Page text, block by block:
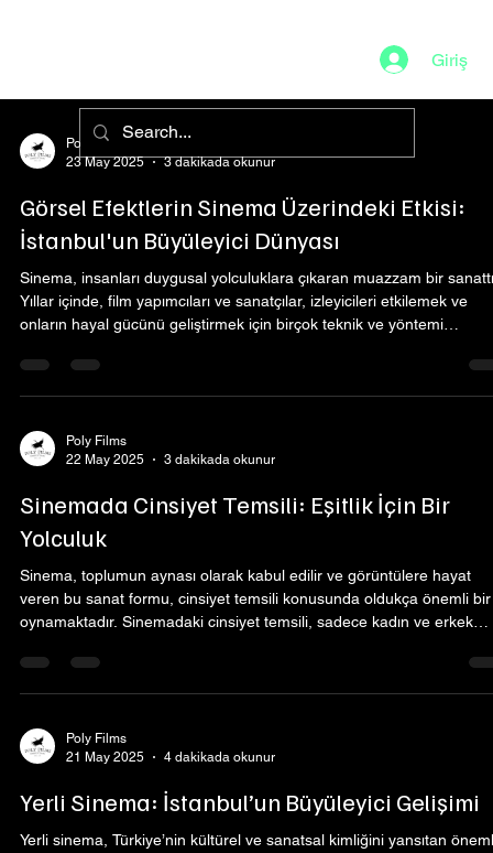
Giriş
Poly Films
23 May 2025
3 dakikada okunur
Görsel Efektlerin Sinema Üzerindeki Etkisi:
İstanbul'un Büyüleyici Dünyası
Sinema, insanları duygusal yolculuklara çıkaran muazzam bir
Yıllar içinde, film yapımcıları ve sanatçılar, izleyicileri etkilemek ve
onların hayal gücünü geliştirmek için birçok teknik ve yöntemi
efektlerdir. Özellikle İstanbul gibi kültürel bir hazinenin bulunduğu bir
şehirde, görsel efektler sinemanın izleyici üzerindeki etkisini daha da
Poly Films
22 May 2025
3 dakikada okunur
Sinemada Cinsiyet Temsili: Eşitlik İçin Bir
Yolculuk
Sinema, toplumun aynası olarak kabul edilir ve görüntülere hayat
veren bu sanat formu, cinsiyet temsili konusunda oldukça önemli
oynamaktadır. Sinemadaki cinsiyet temsili, sadece kadın ve erkek
cinsiyet normlarıyla nasıl etkileşimde bulunduğunu da kapsar.
gibi kültürel bir destinasyon olan bu şehirde, sinemanın etkisi daha
Poly Films
21 May 2025
4 dakikada okunur
Yerli Sinema: İstanbul’un Büyüleyici Gelişimi
Yerli sinema, Türkiye’nin kültürel ve sanatsal kimliğini yansıtan